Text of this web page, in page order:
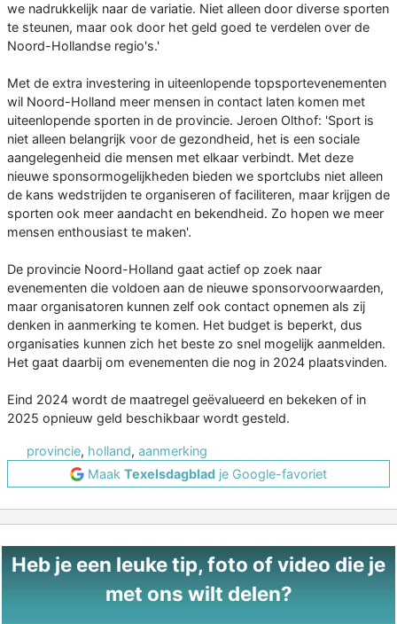
we nadrukkelijk naar de variatie. Niet alleen door diverse sporten
te steunen, maar ook door het geld goed te verdelen over de
Noord-Hollandse regio's.'
Met de extra investering in uiteenlopende topsportevenementen
wil Noord-Holland meer mensen in contact laten komen met
uiteenlopende sporten in de provincie. Jeroen Olthof: 'Sport is
niet alleen belangrijk voor de gezondheid, het is een sociale
aangelegenheid die mensen met elkaar verbindt. Met deze
nieuwe sponsormogelijkheden bieden we sportclubs niet alleen
de kans wedstrijden te organiseren of faciliteren, maar krijgen de
sporten ook meer aandacht en bekendheid. Zo hopen we meer
mensen enthousiast te maken'.
De provincie Noord-Holland gaat actief op zoek naar
evenementen die voldoen aan de nieuwe sponsorvoorwaarden,
maar organisatoren kunnen zelf ook contact opnemen als zij
denken in aanmerking te komen. Het budget is beperkt, dus
organisaties kunnen zich het beste zo snel mogelijk aanmelden.
Het gaat daarbij om evenementen die nog in 2024 plaatsvinden.
Eind 2024 wordt de maatregel geëvalueerd en bekeken of in
2025 opnieuw geld beschikbaar wordt gesteld.
provincie, holland, aanmerking
Maak Texelsdagblad je Google-favoriet
Heb je een leuke tip, foto of video die je
met ons wilt delen?